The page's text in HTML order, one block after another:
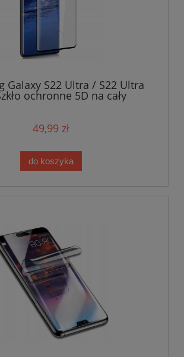
Galaxy S22 Ultra / S22 Ultra
ochronne 5D na cały
49,99 zł
do koszyka